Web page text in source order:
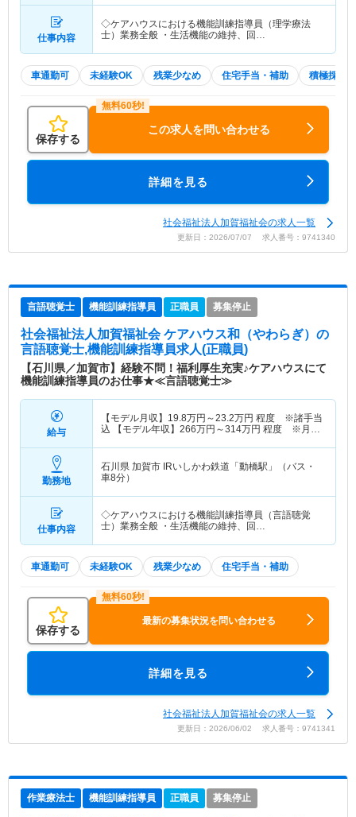
仕事内容
◇ケアハウスにおける機能訓練指導員（理学療法
士）業務全般 ・生活機能の維持、回…
車通勤可 未経験OK 残業少なめ 住宅手当・補助 積極採用中
保存する
この求人を問い合わせる
詳細を見る
社会福祉法人加賀福祉会の求人一覧
更新日：2026/07/07 求人番号：9741340
言語聴覚士 機能訓練指導員 正職員 募集停止
社会福祉法人加賀福祉会 ケアハウス和（やわらぎ） の
言語聴覚士,機能訓練指導員求人(正職員)
【石川県／加賀市】経験不問！福利厚生充実♪ケアハウスにて
機能訓練指導員のお仕事★≪言語聴覚士≫
給与
【モデル月収】 19.8万円～23.2万円 程度 ※諸手当
込 【モデル年収】 266万円～314万円 程度 ※月収
勤務地
石川県 加賀市 IRいしかわ鉄道「動橋駅」（バス・
車8分）
仕事内容
◇ケアハウスにおける機能訓練指導員（言語聴覚
士）業務全般 ・生活機能の維持、回…
車通勤可 未経験OK 残業少なめ 住宅手当・補助
保存する
最新の募集状況を問い合わせる
詳細を見る
社会福祉法人加賀福祉会の求人一覧
更新日：2026/06/02 求人番号：9741341
作業療法士 機能訓練指導員 正職員 募集停止